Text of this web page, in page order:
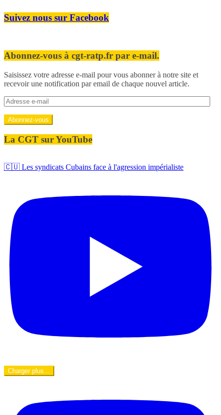
Suivez nous sur Facebook
Abonnez-vous à cgt-ratp.fr par e-mail.
Saisissez votre adresse e-mail pour vous abonner à notre site et
recevoir une notification par email de chaque nouvel article.
Adresse
e-
mail
Abonnez-vous
La CGT sur YouTube
🇨🇺 Les syndicats Cubains face à l'agression impérialiste
Charger plus…